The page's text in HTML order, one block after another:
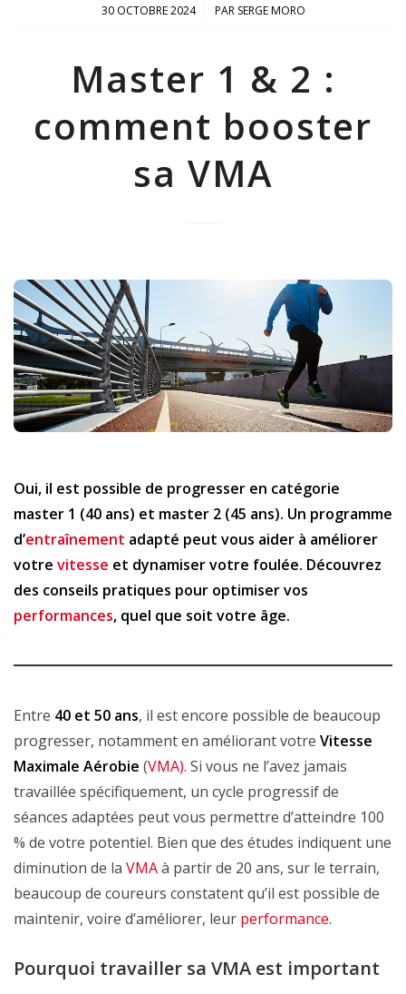
30 OCTOBRE 2024
/ PAR SERGE MORO
Master 1 & 2 :
comment booster
sa VMA
Oui, il est possible de progresser en catégorie
master 1 (40 ans) et master 2 (45 ans). Un programme
d’entraînement adapté peut vous aider à améliorer
votre vitesse et dynamiser votre foulée. Découvrez
des conseils pratiques pour optimiser vos
performances, quel que soit votre âge.
Entre 40 et 50 ans, il est encore possible de beaucoup
progresser, notamment en améliorant votre Vitesse
Maximale Aérobie (VMA). Si vous ne l’avez jamais
travaillée spécifiquement, un cycle progressif de
séances adaptées peut vous permettre d’atteindre 100
% de votre potentiel. Bien que des études indiquent une
diminution de la VMAà partir de 20 ans, sur le terrain,
beaucoup de coureurs constatent qu’il est possible de
maintenir, voire d’améliorer, leur performance.
Pourquoi travailler sa VMA est important